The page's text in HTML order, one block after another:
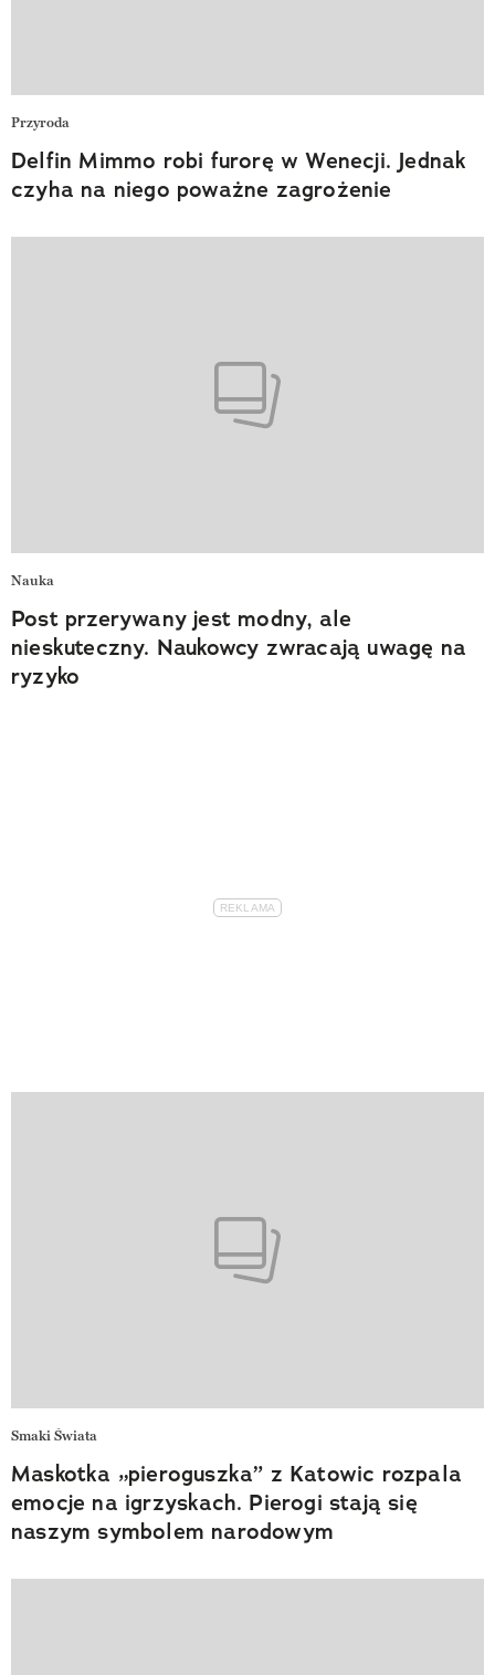
Przyroda
Delfin Mimmo robi furorę w Wenecji. Jednak
czyha na niego poważne zagrożenie
Nauka
Post przerywany jest modny, ale
nieskuteczny. Naukowcy zwracają uwagę na
ryzyko
Smaki Świata
Maskotka „pieroguszka” z Katowic rozpala
emocje na igrzyskach. Pierogi stają się
naszym symbolem narodowym